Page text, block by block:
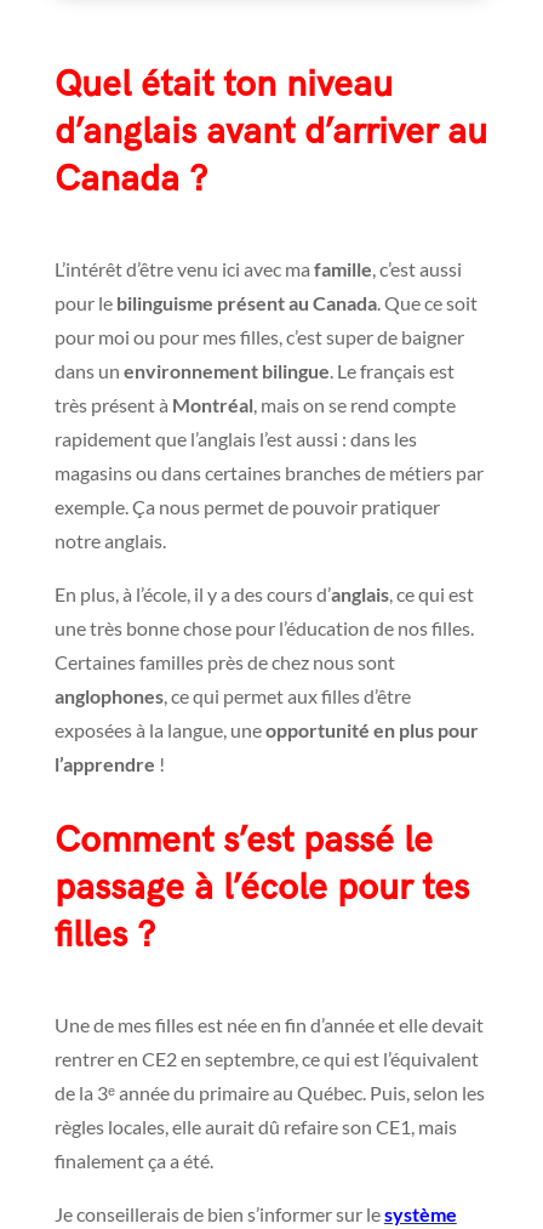
Quel était ton niveau
d’anglais avant d’arriver au
Canada ?
L’intérêt d’être venu ici avec ma famille , c’est aussi
pour le bilinguisme présent au Canada. Que ce soit
pour moi ou pour mes filles, c’est super de baigner
dans un environnement bilingue . Le français est
très présent à Montréal, mais on se rend compte
rapidement que l’anglais l’est aussi : dans les
magasins ou dans certaines branches de métiers par
exemple. Ça nous permet de pouvoir pratiquer
notre anglais.
En plus, à l’école, il y a des cours d’anglais, ce qui est
une très bonne chose pour l’éducation de nos filles.
Certaines familles près de chez nous sont
anglophones, ce qui permet aux filles d’être
exposées à la langue, uneopportunité en plus pour
l’apprendre !
Comment s’est passé le
passage à l’école pour tes
filles ?
Une de mes filles est née en fin d’année et elle devait
rentrer en CE2 en septembre, ce qui est l’équivalent
de la 3ᵉ année du primaire au Québec. Puis, selon les
règles locales, elle aurait dû refaire son CE1, mais
finalement ça a été.
Je conseillerais de bien s’informer sur lesystème